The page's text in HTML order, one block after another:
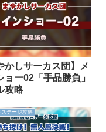
かしサーカス団】メ
ョー02「手品勝負」
攻略
ステージ攻略